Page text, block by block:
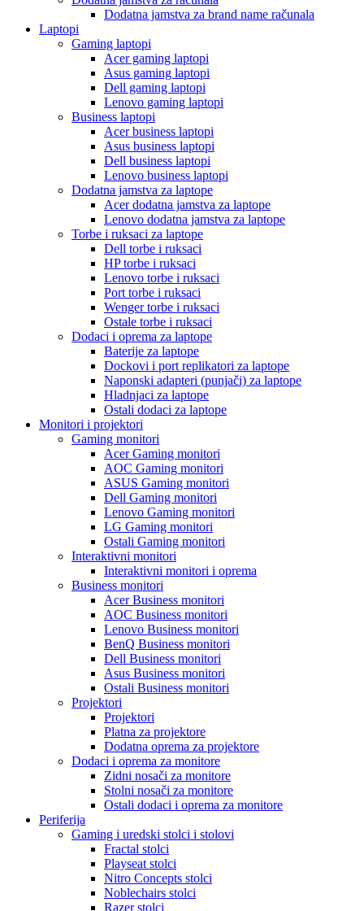
Dodatna jamstva za brand name računala
Laptopi
Gaming laptopi
Acer gaming laptopi
Asus gaming laptopi
Dell gaming laptopi
Lenovo gaming laptopi
Business laptopi
Acer business laptopi
Asus business laptopi
Dell business laptopi
Lenovo business laptopi
Dodatna jamstva za laptope
Acer dodatna jamstva za laptope
Lenovo dodatna jamstva za laptope
Torbe i ruksaci za laptope
Dell torbe i ruksaci
HP torbe i ruksaci
Lenovo torbe i ruksaci
Port torbe i ruksaci
Wenger torbe i ruksaci
Ostale torbe i ruksaci
Dodaci i oprema za laptope
Baterije za laptope
Dockovi i port replikatori za laptope
Naponski adapteri (punjači) za laptope
Hladnjaci za laptope
Ostali dodaci za laptope
Monitori i projektori
Gaming monitori
Acer Gaming monitori
AOC Gaming monitori
ASUS Gaming monitori
Dell Gaming monitori
Lenovo Gaming monitori
LG Gaming monitori
Ostali Gaming monitori
Interaktivni monitori
Interaktivni monitori i oprema
Business monitori
Acer Business monitori
AOC Business monitori
Lenovo Business monitori
BenQ Business monitori
Dell Business monitori
Asus Business monitori
Ostali Business monitori
Projektori
Projektori
Platna za projektore
Dodatna oprema za projektore
Dodaci i oprema za monitore
Zidni nosači za monitore
Stolni nosači za monitore
Ostali dodaci i oprema za monitore
Periferija
Gaming i uredski stolci i stolovi
Fractal stolci
Playseat stolci
Nitro Concepts stolci
Noblechairs stolci
Razer stolci